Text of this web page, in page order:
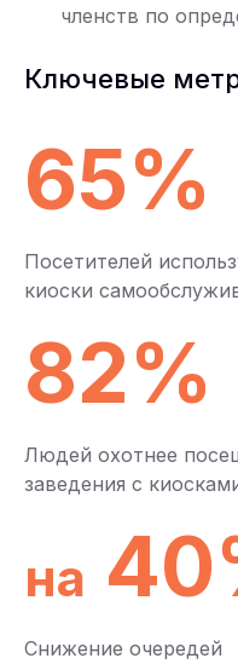
членств по
Ключевые
65%
Посетителей
киоски
82%
Людей охотнее
заведения с
на
Снижение очередей